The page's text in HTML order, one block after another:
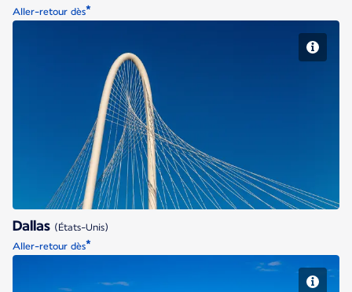
Aller-retour dès*
Dallas
Dallas (États-Unis)
Aller-retour dès*